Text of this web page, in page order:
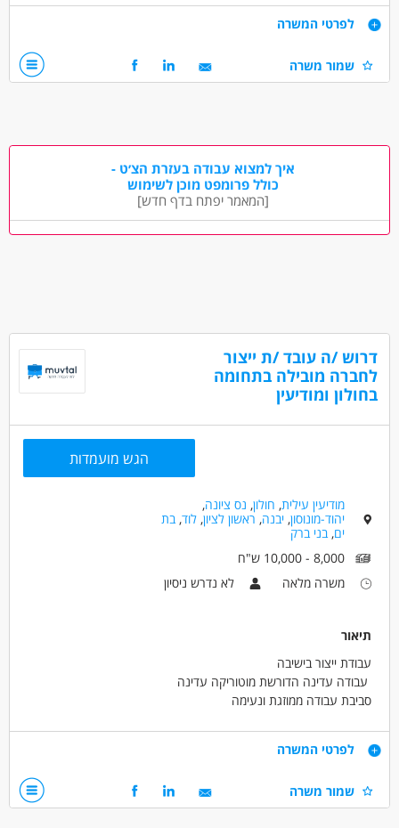
דרישות
מאפייני משרה
כולל שישי
עבודה ללא ניסיון
משרה מלאה
משרה חלקית
משרה זמנית
עבודת משמרות סטודנטים
לפרטי המשרה
שמור משרה
איך למצוא עבודה בעזרת הצ׳ט -
כולל פרומפט מוכן לשימוש
[המאמר יפתח בדף חדש]
דרוש /ה עובד /ת ייצור
לחברה מובילה בתחומה
בחולון ומודיעין
הגש מועמדות
מודיעין עילית, חולון, נס ציונה,
יהוד-מונוסון,יבנה, ראשון לציון,לוד,בת
ים,בני ברק
8,000 - 10,000 ש"ח
משרה מלאה
לא נדרש ניסיון
תיאור
עבודת ייצור בישיבה
עבודה עדינה הדורשת מוטוריקה עדינה
סביבת עבודה ממוזגת ונעימה
דרישות
מוטוריקה עדינה
לפרטי המשרה
שמור משרה